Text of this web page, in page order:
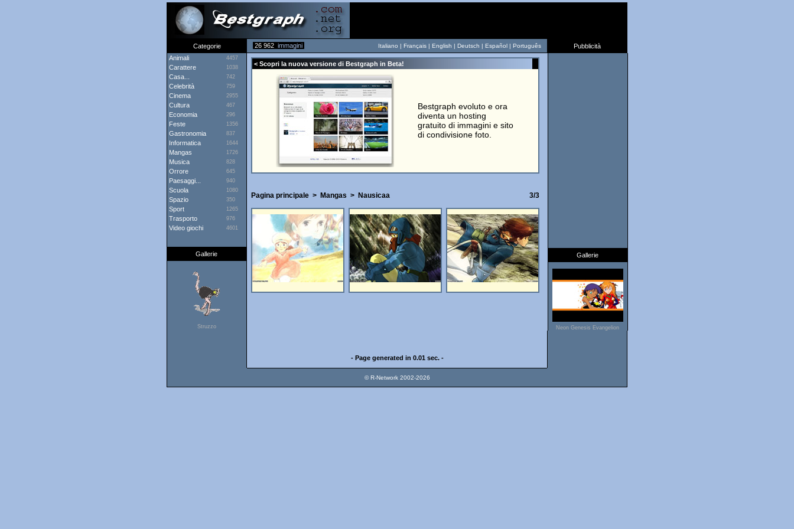
Categorie 26 962 immagini Italiano | Français | English | Deutsch | Español | Português
Pubblicità
Animali
4457
Carattere 1038
Casa... 742
Celebrità 759
Cinema 2955
Cultura 467
Economia 296
Feste 1356
Gastronomia 837
Informatica 1644
Mangas 1726
Musica 828
Orrore 645
Paesaggi... 940
Scuola 1080
Spazio 350
Sport 1265
Trasporto 976
Video giochi 4601
Gallerie
Struzzo
< Scopri la nuova versione di Bestgraph in Beta!
Bestgraph evoluto e ora
diventa un hosting
gratuito di immagini e sito
di condivisione foto.
Pagina principale> Mangas > Nausicaa 3/3
Gallerie
Neon Genesis Evangelion
- Page generated in 0.01 sec. -
© R-Network 2002-2026